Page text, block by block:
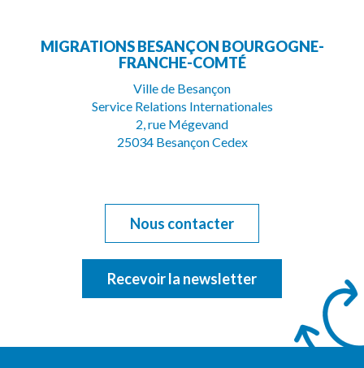
le
compte
Facebook
la
Youtube
MIGRATIONS BESANÇON BOURGOGNE-
FRANCHE-COMTÉ
Ville de Besançon
Service Relations Internationales
2, rue Mégevand
25034 Besançon Cedex
Nous contacter
Recevoir la newsletter